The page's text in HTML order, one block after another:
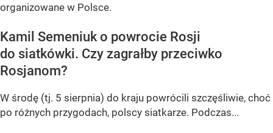
organizowane w Polsce.
Kamil Semeniuk o powrocie Rosji
do siatkówki. Czy zagrałby przeciwko
Rosjanom?
W środę (tj. 5 sierpnia) do kraju powrócili szczęśliwie, choć
po różnych przygodach, polscy siatkarze. Podczas...